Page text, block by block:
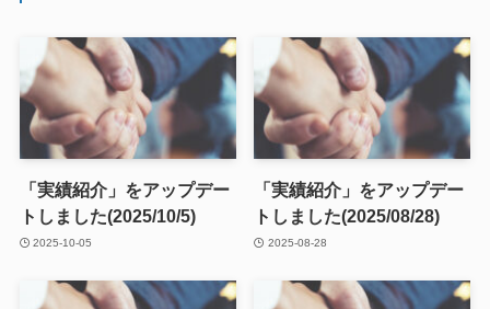
「実績紹介」をアップデー
トしました(2025/10/5)
2025-10-05
「実績紹介」をアップデー
トしました(2025/08/28)
2025-08-28